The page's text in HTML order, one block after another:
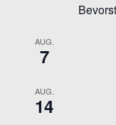
AUG.
7
AUG.
14